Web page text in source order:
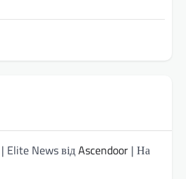
| Elite News відAscendoor | На